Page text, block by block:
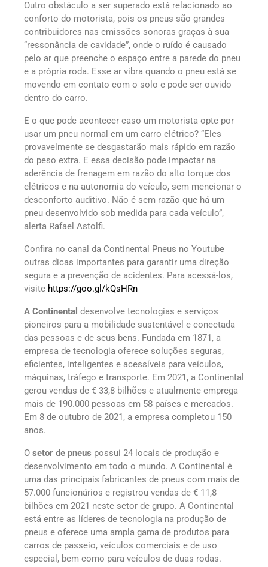
Outro obstáculo a ser superado está relacionado ao
conforto do motorista, pois os pneus são grandes
contribuidores nas emissões sonoras graças à sua
“ressonância de cavidade”, onde o ruído é causado
pelo ar que preenche o espaço entre a parede do pneu
e a própria roda. Esse ar vibra quando o pneu está se
movendo em contato com o solo e pode ser ouvido
dentro do carro.
E o que pode acontecer caso um motorista opte por
usar um pneu normal em um carro elétrico? “Eles
provavelmente se desgastarão mais rápido em razão
do peso extra. E essa decisão pode impactar na
aderência de frenagem em razão do alto torque dos
elétricos e na autonomia do veículo, sem mencionar o
desconforto auditivo. Não é sem razão que há um
pneu desenvolvido sob medida para cada veículo”,
alerta Rafael Astolfi.
Confira no canal da Continental Pneus no Youtube
outras dicas importantes para garantir uma direção
segura e a prevenção de acidentes. Para acessá-los,
visite https://goo.gl/kQsHRn
A Continental desenvolve tecnologias e serviços
pioneiros para a mobilidade sustentável e conectada
das pessoas e de seus bens. Fundada em 1871, a
empresa de tecnologia oferece soluções seguras,
eficientes, inteligentes e acessíveis para veículos,
máquinas, tráfego e transporte. Em 2021, a Continental
gerou vendas de € 33,8 bilhões e atualmente emprega
mais de 190.000 pessoas em 58 países e mercados.
Em 8 de outubro de 2021, a empresa completou 150
anos.
O setor de pneus possui 24 locais de produção e
desenvolvimento em todo o mundo. A Continental é
uma das principais fabricantes de pneus com mais de
57.000 funcionários e registrou vendas de € 11,8
bilhões em 2021 neste setor de grupo. A Continental
está entre as líderes de tecnologia na produção de
pneus e oferece uma ampla gama de produtos para
carros de passeio, veículos comerciais e de uso
especial, bem como para veículos de duas rodas.